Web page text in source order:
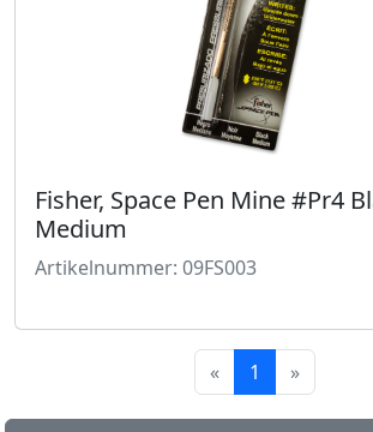
Fisher, Space Pen Mine #Pr4
Medium
Artikelnummer: 09FS003
« 1 »